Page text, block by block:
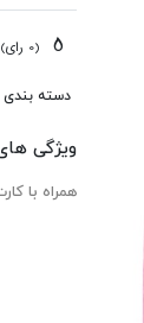
(0 رای)
دسته
ویژگی
همراه با